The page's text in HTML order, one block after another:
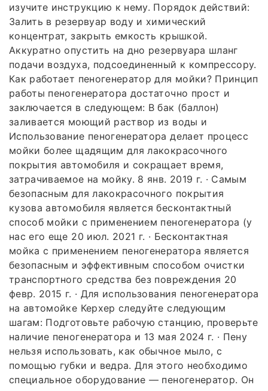
изучите инструкцию к нему. Порядок действий:
Залить в резервуар воду и химический
концентрат, закрыть емкость крышкой.
Аккуратно опустить на дно резервуара шланг
подачи воздуха, подсоединенный к компрессору.
Как работает пеногенератор для мойки? Принцип
работы пеногенератора достаточно прост и
заключается в следующем: В бак (баллон)
заливается моющий раствор из воды и
Использование пеногенератора делает процесс
мойки более щадящим для лакокрасочного
покрытия автомобиля и сокращает время,
затрачиваемое на мойку. 8 янв. 2019 г. · Самым
безопасным для лакокрасочного покрытия
кузова автомобиля является бесконтактный
способ мойки с применением пеногенератора (у
нас его еще 20 июл. 2021 г. · Бесконтактная
мойка с применением пеногенератора является
безопасным и эффективным способом очистки
транспортного средства без повреждения 20
февр. 2015 г. · Для использования пеногенератора
на автомойке Керхер следуйте следующим
шагам: Подготовьте рабочую станцию, проверьте
наличие пеногенератора и 13 мая 2024 г. · Пену
нельзя использовать, как обычное мыло, с
помощью губки и ведра. Для этого необходимо
специальное оборудование — пеногенератор. Он